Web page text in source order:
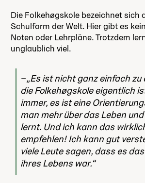
Die Folkehøgskole bezeichnet sich
Schulform der Welt. Hier gibt es
Noten oder Lehrpläne. Trotzdem
unglaublich viel.
„Es ist nicht ganz einfach zu
die Folkehøgskole eigentlich
immer, es ist eine
man mehr über das Leben
lernt. Und ich kann das
empfehlen! Ich kann gut
viele Leute sagen, dass es
ihres Lebens war.“